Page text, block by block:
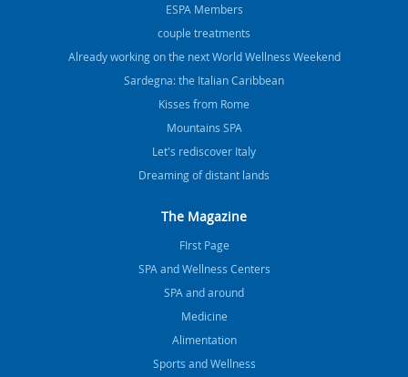
ESPA Members
couple treatments
Already working on the next World Wellness Weekend
Sardegna: the Italian Caribbean
Kisses from Rome
Mountains SPA
Let's rediscover Italy
Dreaming of distant lands
The Magazine
FIrst Page
SPA and Wellness Centers
SPA and around
Medicine
Alimentation
Sports and Wellness